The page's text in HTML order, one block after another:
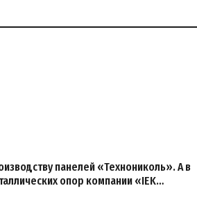
панелей «Технониколь». А в
опор компании «IEK…